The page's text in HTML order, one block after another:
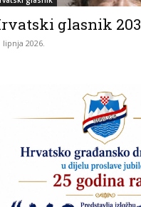
glasnik 203
lipnja 2026.